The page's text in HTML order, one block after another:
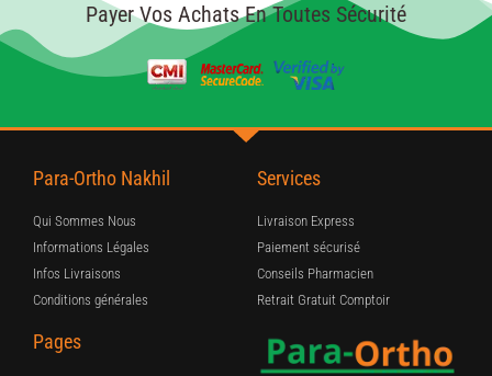
Payer Vos Achats En Toutes Sécurité
Para-Ortho Nakhil
Qui Sommes Nous
Informations Légales
Infos Livraisons
Conditions générales
Services
Livraison Express
Paiement sécurisé
Conseils Pharmacien
Retrait Gratuit Comptoir
Pages